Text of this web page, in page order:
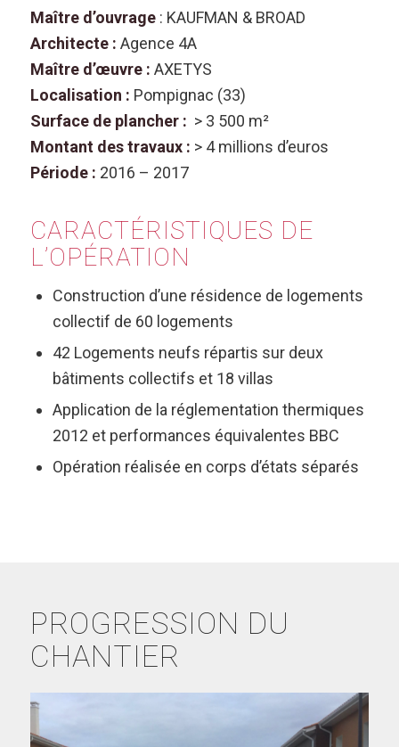
Maître d’ouvrage: KAUFMAN & BROAD
Architecte : Agence 4A
Maître d’œuvre : AXETYS
Localisation : Pompignac (33)
Surface de plancher : > 3 500 m²
Montant des travaux : > 4 millions d’euros
Période : 2016 – 2017
CARACTÉRISTIQUES DE
L’OPÉRATION
Construction d’une résidence de logements
collectif de 60 logements
42 Logements neufs répartis sur deux
bâtiments collectifs et 18 villas
Application de la réglementation thermiques
2012 et performances équivalentes BBC
Opération réalisée en corps d’états séparés
PROGRESSION DU
CHANTIER